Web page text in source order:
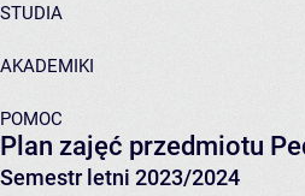
STUDIA
AKADEMIKI
POMOC
Plan zajęć przedmiotu
Semestr letni 2023/2024